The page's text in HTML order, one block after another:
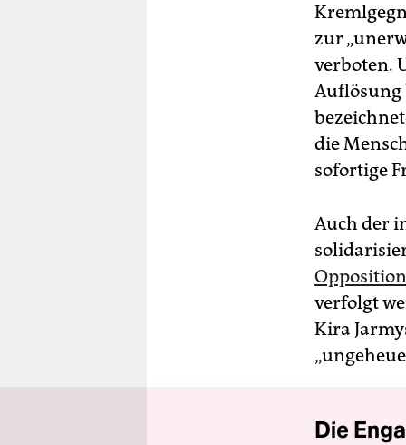
zur
verboten.
Auflösung
die
sofortige
Auch der
verfolgt
Kira
Die